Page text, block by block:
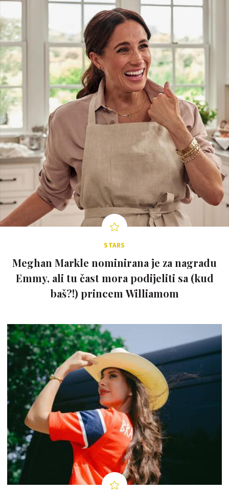
STARS
Meghan Markle nominirana je za nagradu
Emmy, ali tu čast mora podijeliti sa (kud
baš?!) princem Williamom